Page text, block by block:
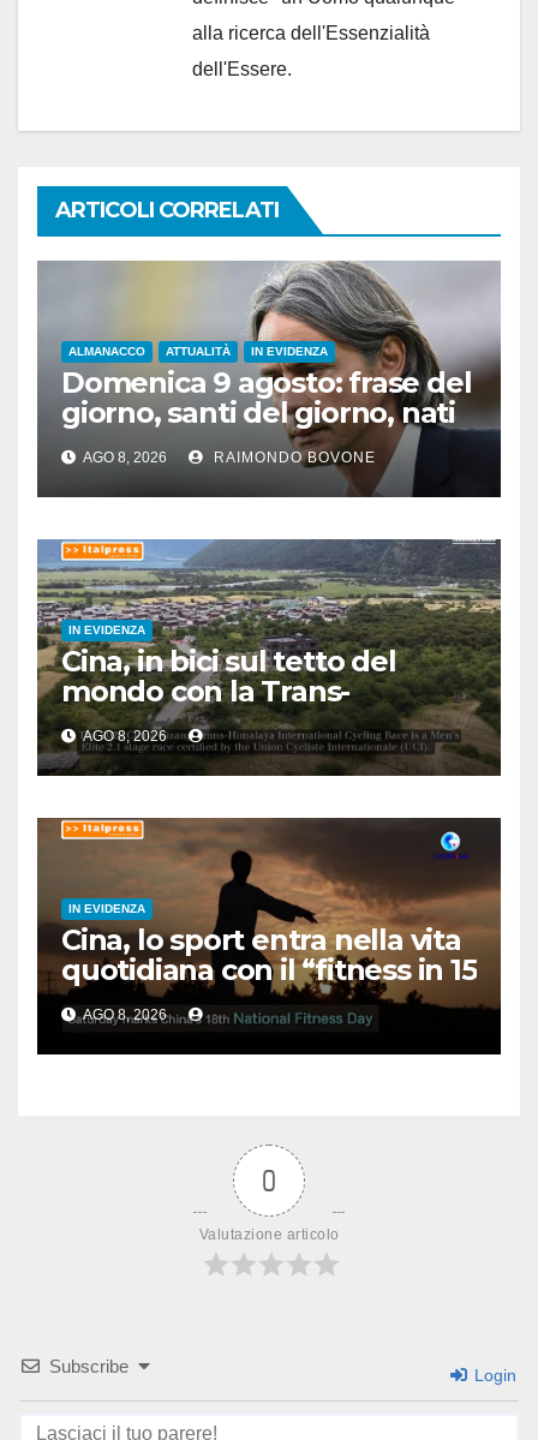
alla ricerca dell'Essenzialità
dell'Essere.
ARTICOLI CORRELATI
ALMANACCO ATTUALITÀ IN EVIDENZA
Domenica 9 agosto: frase del
giorno, santi del giorno, nati
famosi, accadde oggi
AGO 8, 2026 RAIMONDO BOVONE
IN EVIDENZA
Cina, in bici sul tetto del
mondo con la Trans-
Himalaya Race
AGO 8, 2026
IN EVIDENZA
Cina, lo sport entra nella vita
quotidiana con il “fitness in 15
minuti”
AGO 8, 2026
0
Valutazione articolo
Subscribe Login